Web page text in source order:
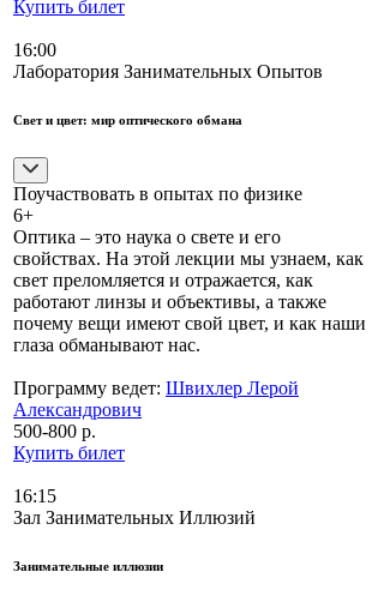
Купить билет
16:00
Лаборатория Занимательных Опытов
Свет и цвет: мир оптического обмана
Поучаствовать в опытах по физике
6+
Оптика – это наука о свете и его
свойствах. На этой лекции мы узнаем, как
свет преломляется и отражается, как
работают линзы и объективы, а также
почему вещи имеют свой цвет, и как наши
глаза обманывают нас.
Программу ведет: Швихлер Лерой
Александрович
500-800 р.
Купить билет
16:15
Зал Занимательных Иллюзий
Занимательные иллюзии